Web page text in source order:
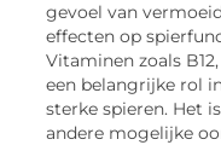
gevoel van
effecten op
Vitaminen zoals
een belangrijke rol
sterke spieren. Het
andere mogelijke